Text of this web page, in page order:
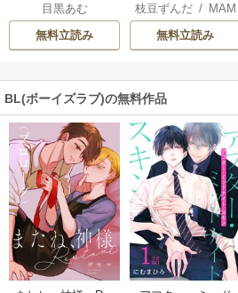
ん
目黒あむ
無料立読み
国の姫ですが氷の
皇子殿下がどうも
溺愛してくれてい
枝豆ずんだ/ MAM
AKOTO/鴉羽凛燈
無料立読み
BL(ボーイズラブ)の無料作品